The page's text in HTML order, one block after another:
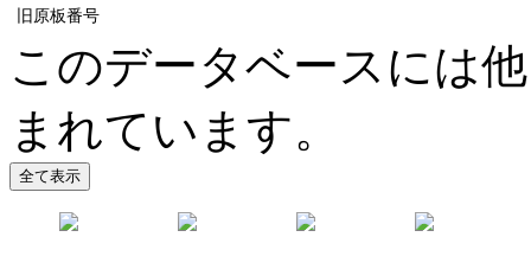
旧原板番号
このデータベースには
まれています。